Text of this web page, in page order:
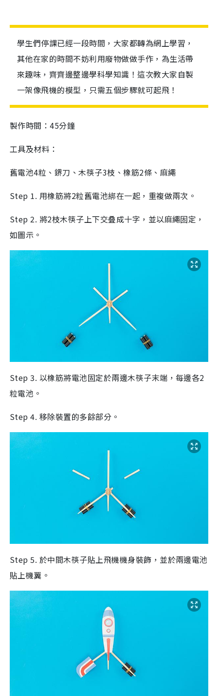
學生們停課已經一段時間，大家都轉為網上學習，
其他在家的時間不妨利用廢物做做手作，為生活帶
來趣味，齊齊邊整邊學科學知識！這次教大家自製
一架像飛機的模型，只需五個步驟就可起飛！
製作時間：45分鐘
工具及材料：
舊電池4粒、鎅刀、木筷子3枝、橡筋2條、麻繩
Step 1. 用橡筋將2粒舊電池綁在一起，重複做兩次。
Step 2. 將2枝木筷子上下交叠成十字，並以麻繩固定，
如圖示。
Step 3. 以橡筋將電池固定於兩邊木筷子末端，每邊各2
粒電池。
Step 4. 移除裝置的多餘部分。
Step 5. 於中間木筷子貼上飛機機身裝飾，並於兩邊電池
貼上機翼。